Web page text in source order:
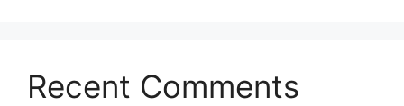
Recent Comments